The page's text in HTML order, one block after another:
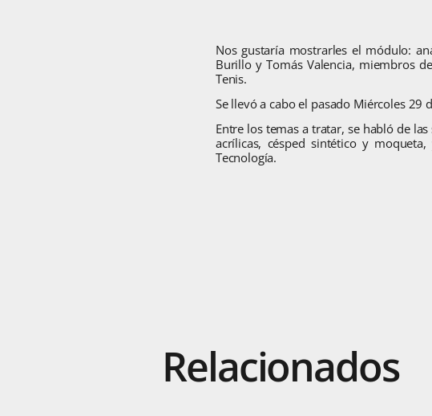
Nos gustaría mostrarles el módulo:
Burillo y Tomás Valencia, miembros
Tenis.
Se llevó a cabo el pasado Miércoles 29
Entre los temas a tratar, se habló de
acrílicas, césped sintético y
Tecnología.
Relacionados